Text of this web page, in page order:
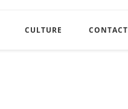
CULTURE CONTACT